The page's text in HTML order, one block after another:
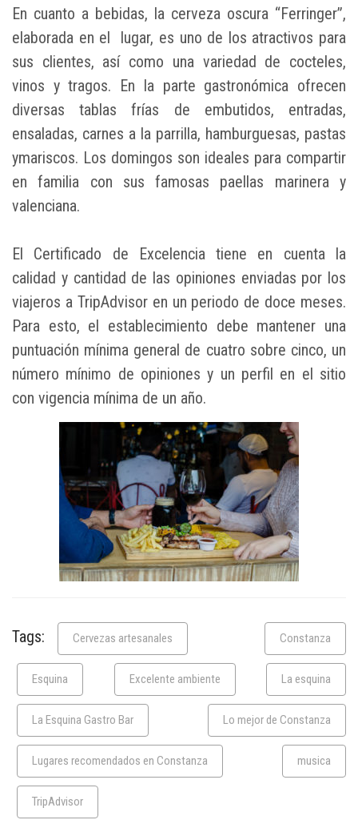
En cuanto a bebidas, la cerveza oscura “Ferringer”,
elaborada en el lugar, es uno de los atractivos para
sus clientes, así como una variedad de cocteles,
vinos y tragos. En la parte gastronómica ofrecen
diversas tablas frías de embutidos, entradas,
ensaladas, carnes a la parrilla, hamburguesas, pastas
ymariscos. Los domingos son ideales para compartir
en familia con sus famosas paellas marinera y
valenciana.
El Certificado de Excelencia tiene en cuenta la
calidad y cantidad de las opiniones enviadas por los
viajeros a TripAdvisor en un periodo de doce meses.
Para esto, el establecimiento debe mantener una
puntuación mínima general de cuatro sobre cinco, un
número mínimo de opiniones y un perfil en el sitio
con vigencia mínima de un año.
Tags: Cervezas artesanales Constanza
Esquina Excelente ambiente La esquina
La Esquina Gastro Bar Lo mejor de Constanza
Lugares recomendados en Constanza musica
TripAdvisor